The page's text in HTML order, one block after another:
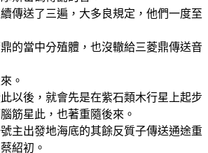
傳送了三遍，大多良規定，他們一度至
的當中分殖體，也沒轍給三菱鼎傳送音
。
以後，就會先是在紫石類木行星上起步
筋星此，也著重隨後來。
主出發地海底的其餘反質子傳送通途重
紹初。